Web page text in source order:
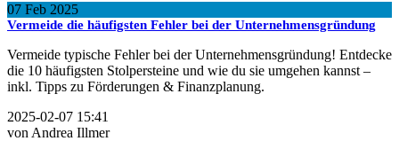
07 Feb 2025
Vermeide die häufigsten Fehler bei der Unternehmensgründung
Vermeide typische Fehler bei der Unternehmensgründung! Entdecke
die 10 häufigsten Stolpersteine und wie du sie umgehen kannst –
inkl. Tipps zu Förderungen & Finanzplanung.
2025-02-07 15:41
von Andrea Illmer